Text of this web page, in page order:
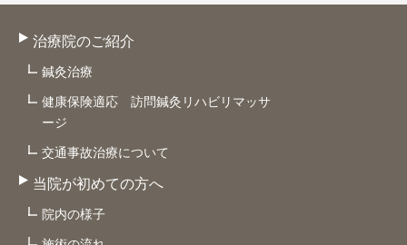
治療院のご紹介
鍼灸治療
健康保険適応 訪問鍼灸リハビリマッサ
ージ
交通事故治療について
当院が初めての方へ
院内の様子